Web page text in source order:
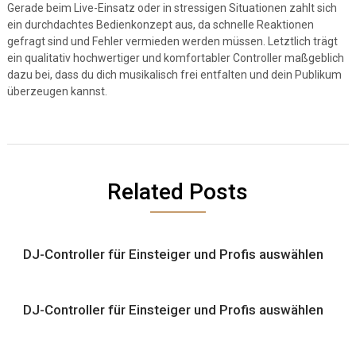
Gerade beim Live-Einsatz oder in stressigen Situationen zahlt sich
ein durchdachtes Bedienkonzept aus, da schnelle Reaktionen
gefragt sind und Fehler vermieden werden müssen. Letztlich trägt
ein qualitativ hochwertiger und komfortabler Controller maßgeblich
dazu bei, dass du dich musikalisch frei entfalten und dein Publikum
überzeugen kannst.
Related Posts
DJ-Controller für Einsteiger und Profis auswählen
DJ-Controller für Einsteiger und Profis auswählen